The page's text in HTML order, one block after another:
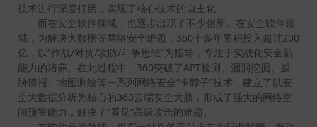
技术进行深度打磨，实现了核心技术的自主化。
而在安全软件领域，也逐步出现了不少创新。在安全软件领
域，为解决大数据等网络安全难题，360十多年累积投入超过200
亿，以“作战/对抗/攻防/斗争思维”为指导，专注于实战化安全新
能力的培养。在此过程中，360突破了APT检测、漏洞挖掘、威
胁情报、地图测绘等一系列网络安全“卡脖子”技术，建立了以安
全大数据分析为核心的360云端安全大脑，形成了强大的网络空
间预警能力，解决了“看见”高级攻击的难题。